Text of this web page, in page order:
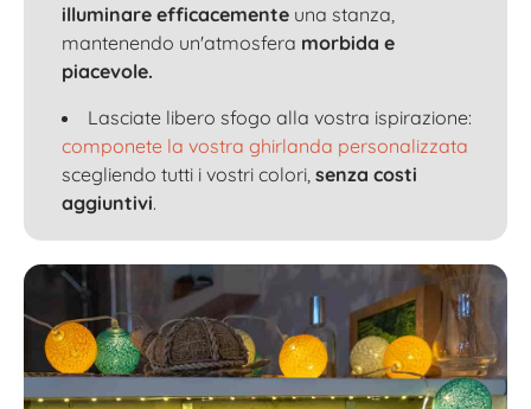
illuminare efficacemente una stanza,
mantenendo un'atmosfera morbida e
piacevole.
Lasciate libero sfogo alla vostra ispirazione:
componete la vostra ghirlanda personalizzata
scegliendo tutti i vostri colori, senza costi
aggiuntivi.